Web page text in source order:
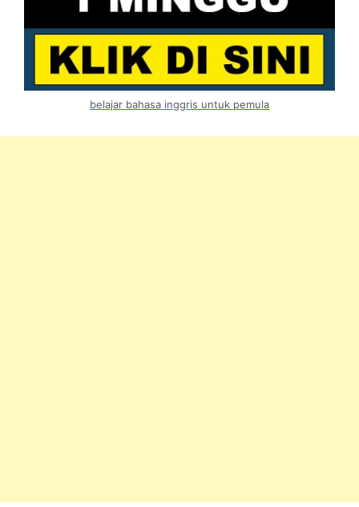
belajar bahasa inggris untuk pemula